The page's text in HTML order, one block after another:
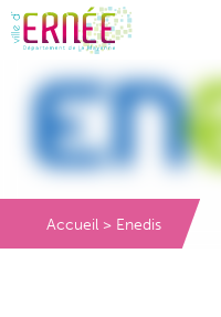
Accueil > Enedis